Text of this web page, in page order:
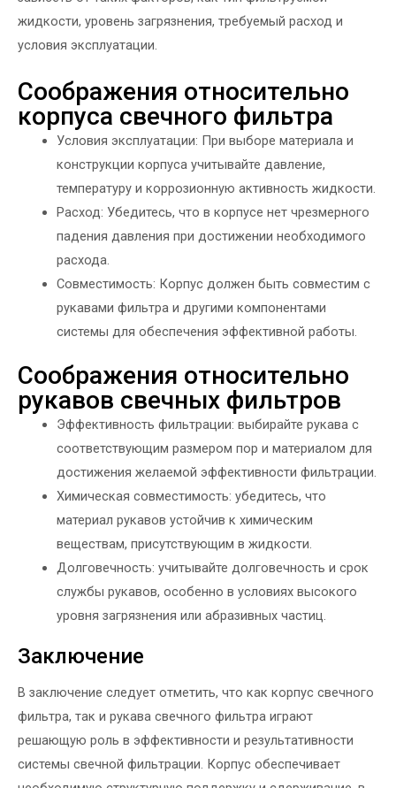
жидкости, уровень загрязнения, требуемый расход и
условия эксплуатации.
Соображения относительно
корпуса свечного фильтра
Условия эксплуатации: При выборе материала и
конструкции корпуса учитывайте давление,
температуру и коррозионную активность жидкости.
Расход: Убедитесь, что в корпусе нет чрезмерного
падения давления при достижении необходимого
расхода.
Совместимость: Корпус должен быть совместим с
рукавами фильтра и другими компонентами
системы для обеспечения эффективной работы.
Соображения относительно
рукавов свечных фильтров
Эффективность фильтрации: выбирайте рукава с
соответствующим размером пор и материалом для
достижения желаемой эффективности фильтрации.
Химическая совместимость: убедитесь, что
материал рукавов устойчив к химическим
веществам, присутствующим в жидкости.
Долговечность: учитывайте долговечность и срок
службы рукавов, особенно в условиях высокого
уровня загрязнения или абразивных частиц.
Заключение
В заключение следует отметить, что как корпус свечного
фильтра, так и рукава свечного фильтра играют
решающую роль в эффективности и результативности
системы свечной фильтрации. Корпус обеспечивает